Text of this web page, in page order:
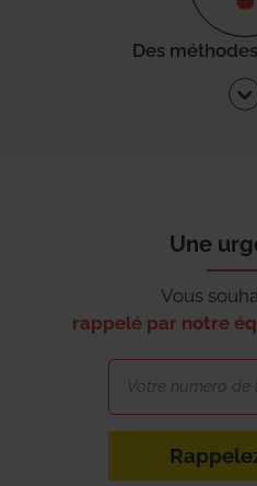
Des
Une
Vous
rappelé par notre